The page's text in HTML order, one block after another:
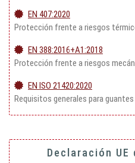
EN 407:2020
Protección frente a riesgos
EN 388:2016+A1:2018
Protección frente a riesgos
EN ISO 21420:2020
Requisitos generales para
Declaración